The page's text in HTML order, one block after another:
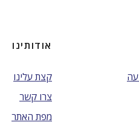
אודותינו
קצת עלינו
צרו קשר
מפת האתר